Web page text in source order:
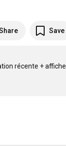
Save
récente + affiche